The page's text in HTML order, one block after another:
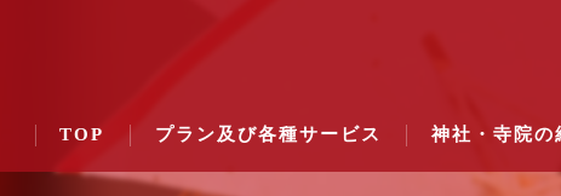
TOP プラン及び各種サービス 神社・寺院の